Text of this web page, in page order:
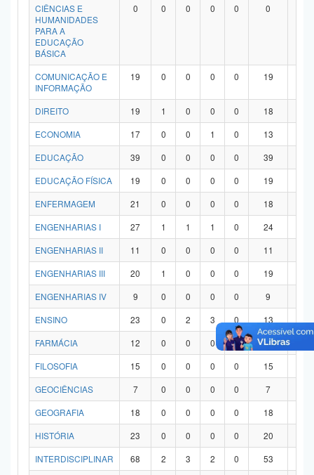
CIÊNCIAS E
HUMANIDADES
PARA A
EDUCAÇÃO
BÁSICA
0 0 0 0 0 0
COMUNICAÇÃO E
INFORMAÇÃO
19 0 0 0 0 19
DIREITO 19 1 0 0 0 18
ECONOMIA
17 0 0 1 0 13
EDUCAÇÃO
39 0 0 0 0 39
EDUCAÇÃO FÍSICA
19 0 0 0 0 19
ENFERMAGEM
21 0 0 0 0 18
ENGENHARIAS I
27 1 1 1 0 24
ENGENHARIAS II
11 0 0 0 0 11
ENGENHARIAS III
20 1 0 0 0 19
ENGENHARIAS IV
9 0 0 0 0 9
ENSINO
23 0 2 3 0 13
FARMÁCIA
12 0 0 0 0 12
FILOSOFIA
15 0 0 0 0 15
GEOCIÊNCIAS
7 0 0 0 0 7
GEOGRAFIA
18 0 0 0 0 18
HISTÓRIA
23 0 0 0 0 20
INTERDISCIPLINAR
68 2 3 2 0 53